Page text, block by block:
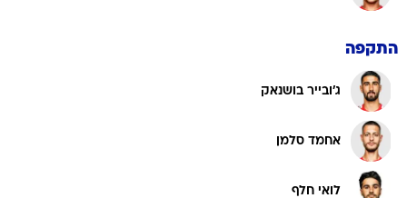
התקפה
ג'ובייר בושנאק
אחמד סלמן
לואי חלף